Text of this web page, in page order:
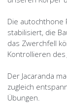
Die autochthone
stabilisiert, die
das Zwerchfell
Kontrollieren des
Der Jacaranda
zugleich
Übungen.